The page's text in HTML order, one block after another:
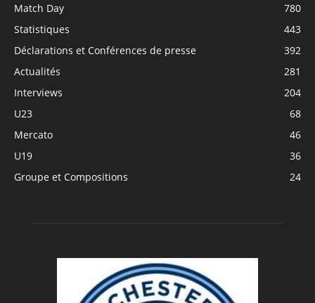
Match Day
780
Statistiques
443
Déclarations et Conférences de presse
392
Actualités
281
Interviews
204
U23
68
Mercato
46
U19
36
Groupe et Compositions
24